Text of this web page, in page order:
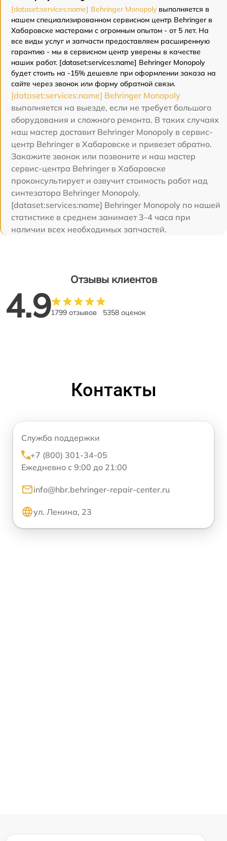
[dataset:services:name] Behringer Monopolyвыполняется в
нашем специализированном сервисном центр Behringer в
Хабаровске мастерами с огромным опытом - от 5 лет. На
все виды услуг и запчасти предоставляем расширенную
гарантию - мы в сервисном центр уверены в качестве
наших работ. [dataset:services:name] Behringer Monopoly
будет стоить на -15% дешевле при оформлении заказа на
сайте через звонок или форму обратной связи.
[dataset:services:name] Behringer Monopoly
выполняется на выезде, если не требует большого
оборудования и сложного ремонта. В таких случаях
наш мастер доставит Behringer Monopoly в сервис-
центр Behringer в Хабаровске и привезет обратно.
Закажите звонок или позвоните и наш мастер
сервис-центра Behringer в Хабаровске
проконсультирует и озвучит стоимость работ над
синтезатора Behringer Monopoly.
[dataset:services:name] Behringer Monopoly по нашей
статистике в среднем занимает 3-4 часа при
наличии всех необходимых запчастей.
Отзывы клиентов
4.91799 отзывов 5358 оценок
Контакты
Служба поддержки
+7 (800) 301-34-05
Ежедневно с 9:00 до 21:00
info@hbr.behringer-repair-center.ru
ул. Ленина, 23